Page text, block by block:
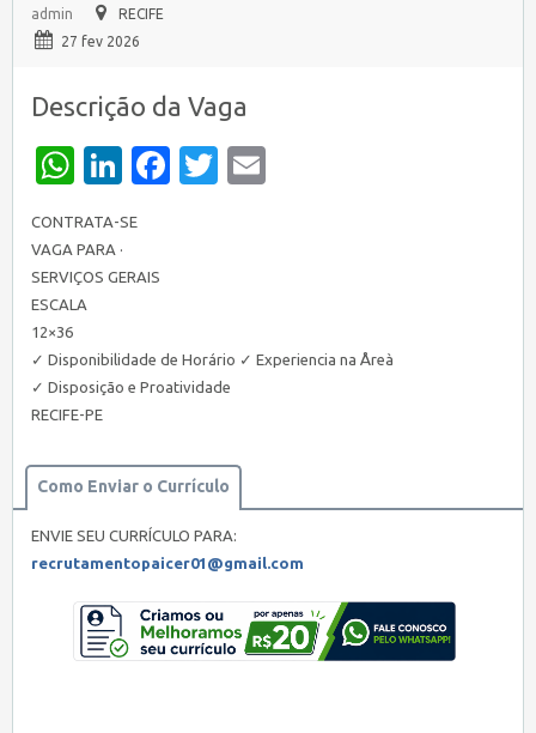
admin
RECIFE
27 fev 2026
Descrição da Vaga
WhatsApp
LinkedIn
Facebook
Twitter
CONTRATA-SE
VAGA PARA ·
SERVIÇOS GERAIS
ESCALA
12×36
✓ Disponibilidade de Horário ✓ Experiencia na Åreà
✓ Disposição e Proatividade
RECIFE-PE
Como Enviar o Currículo
ENVIE SEU CURRÍCULO PARA:
recrutamentopaicer01@gmail.com